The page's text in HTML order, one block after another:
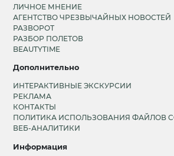
ЛИЧНОЕ МНЕНИЕ
АГЕНТСТВО ЧРЕЗВЫЧАЙНЫХ НОВОСТЕЙ
РАЗВОРОТ
РАЗБОР ПОЛЕТОВ
BEAUTYTIME
Дополнительно
ИНТЕРАКТИВНЫЕ ЭКСКУРСИИ
РЕКЛАМА
КОНТАКТЫ
ПОЛИТИКА ИСПОЛЬЗОВАНИЯ ФАЙЛОВ
ВЕБ-АНАЛИТИКИ
Информация